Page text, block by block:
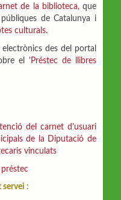
de la biblioteca, que
de Catalunya i
culturals.
electrònics des del portal
el ' Préstec de llibres
del carnet d'usuari
de la Diputació de
vinculats
servei :